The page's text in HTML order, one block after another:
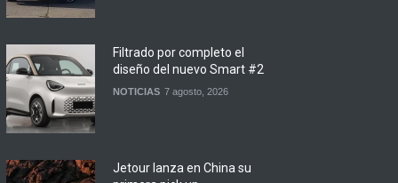
Filtrado por completo el
diseño del nuevo Smart #2
NOTICIAS 7 agosto, 2026
Jetour lanza en China su